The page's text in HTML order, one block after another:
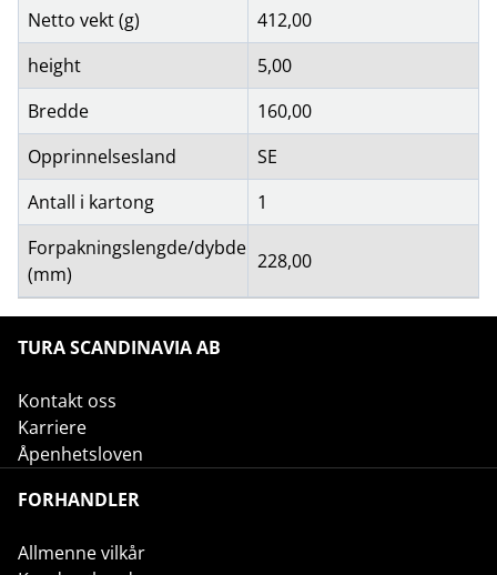
Netto vekt (g)
412,00
height
5,00
Bredde
160,00
Opprinnelsesland
SE
Antall i kartong
1
Forpakningslengde/dybde
(mm)
228,00
TURA SCANDINAVIA AB
Kontakt oss
Karriere
Åpenhetsloven
FORHANDLER
Allmenne vilkår